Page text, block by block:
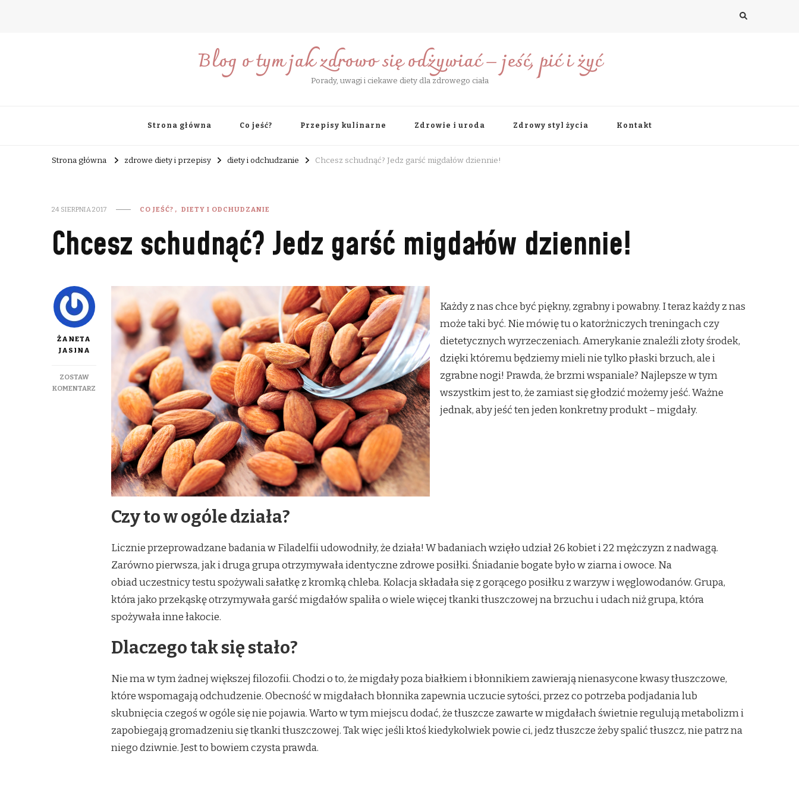
Blog o tym jak zdrowo się odżywiać – jeść, pić i żyć
Porady, uwagi i ciekawe diety dla zdrowego ciała
Strona główna Co jeść? Przepisy kulinarne Zdrowie i uroda Zdrowy styl życia Kontakt
Strona główna zdrowe diety i przepisy diety i odchudzanie Chcesz schudnąć? Jedz garść migdałów dziennie!
24 SIERPNIA 2017 CO JEŚĆ? DIETY I ODCHUDZANIE
Chcesz schudnąć? Jedz garść migdałów dziennie!
ŻANETA
JASINA
ZOSTAW
KOMENTARZ
CHCESZ
SCHUDNĄĆ?
GARŚĆ
MIGDAŁÓW
DZIENNIE!
Każdy z nas chce być piękny, zgrabny i powabny. I teraz każdy z nas
może taki być. Nie mówię tu o katorżniczych treningach czy
dietetycznych wyrzeczeniach. Amerykanie znaleźli złoty środek,
dzięki któremu będziemy mieli nie tylko płaski brzuch, ale i
zgrabne nogi! Prawda, że brzmi wspaniale? Najlepsze w tym
wszystkim jest to, że zamiast się głodzić możemy jeść. Ważne
jednak, aby jeść ten jeden konkretny produkt – migdały.
Czy to w ogóle działa?
Licznie przeprowadzane badania w Filadelfii udowodniły, że działa! W badaniach wzięło udział 26 kobiet i 22 mężczyzn z nadwagą.
Zarówno pierwsza, jak i druga grupa otrzymywała identyczne zdrowe posiłki. Śniadanie bogate było w ziarna i owoce. Na
obiad uczestnicy testu spożywali sałatkę z kromką chleba. Kolacja składała się z gorącego posiłku z warzyw i węglowodanów. Grupa,
która jako przekąskę otrzymywała garść migdałów spaliła o wiele więcej tkanki tłuszczowej na brzuchu i udach niż grupa, która
spożywała inne łakocie.
Dlaczego tak się stało?
Nie ma w tym żadnej większej filozofii. Chodzi o to, że migdały poza białkiem i błonnikiem zawierają nienasycone kwasy tłuszczowe,
które wspomagają odchudzenie. Obecność w migdałach błonnika zapewnia uczucie sytości, przez co potrzeba podjadania lub
skubnięcia czegoś w ogóle się nie pojawia. Warto w tym miejscu dodać, że tłuszcze zawarte w migdałach świetnie regulują metabolizm i
zapobiegają gromadzeniu się tkanki tłuszczowej. Tak więc jeśli ktoś kiedykolwiek powie ci, jedz tłuszcze żeby spalić tłuszcz, nie patrz na
niego dziwnie. Jest to bowiem czysta prawda.